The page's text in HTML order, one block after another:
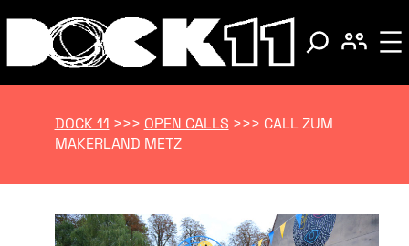
DOCK 11 >>> OPEN CALLS >>> CALL ZUM
MAKERLAND METZ